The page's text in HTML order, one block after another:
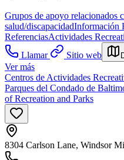
Grupos de apoyo relacionados
salud/discapacidadInformación
ReferenciasActividades
Llamar
Sitio web
Ver más
Centros de Actividades
Parques del Condado de
of Recreation and Parks
8304 Carlson Lane, Windsor